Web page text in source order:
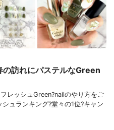
訪れにパステルなGreen
レッシュGreen?nailのやり方をご
ュランキング?堂々の1位?キャン